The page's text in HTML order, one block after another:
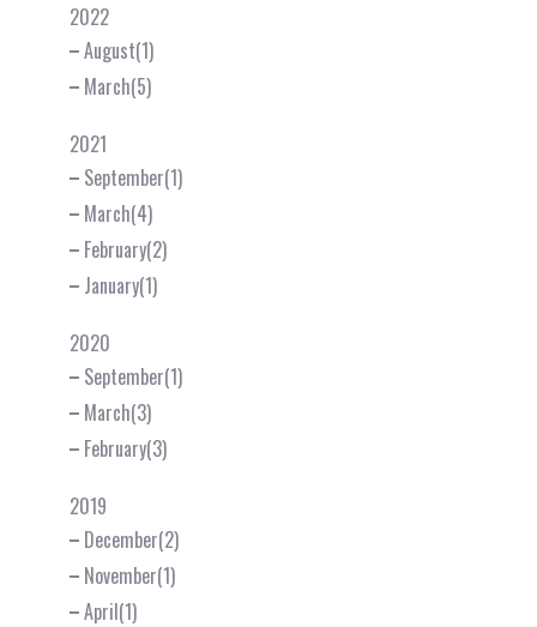
2022
August(1)
March(5)
2021
September(1)
March(4)
February(2)
January(1)
2020
September(1)
March(3)
February(3)
2019
December(2)
November(1)
April(1)